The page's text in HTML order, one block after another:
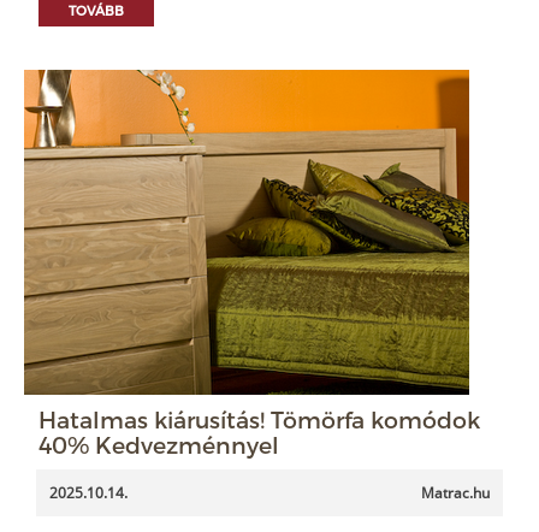
TOVÁBB
Hatalmas kiárusítás! Tömörfa komódok
40% Kedvezménnyel
2025.10.14. Matrac.hu